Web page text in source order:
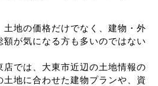
土地の価格だけでなく、建物・外
が気になる方も多いのではない
店では、大東市近辺の土地情報の
土地に合わせた建物プランや、資